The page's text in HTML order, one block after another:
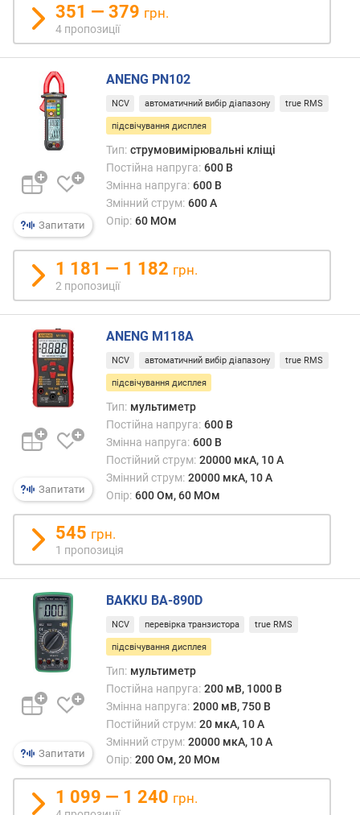
а
с
.
В
п
с
т
і
й
н
и
с
т
р
у
м
і
(
А
п
о
с
т
і
й
н
и
т
р
у
м
351 — 379 грн.
4 пропозиції
Запитати
ANENG PN102
NCV автоматичний вибір діапазону true RMS
підсвічування дисплея
Тип: струмовимірювальні кліщі
Постійна напруга: 600 В
Змінна напруга: 600 В
Змінний струм: 600 А
Опір: 60 МОм
1 181 — 1 182 грн.
2 пропозиції
Запитати
ANENG M118A
NCV автоматичний вибір діапазону true RMS
підсвічування дисплея
Тип: мультиметр
Постійна напруга: 600 В
Змінна напруга: 600 В
Постійний струм: 20000 мкА, 10 А
Змінний струм: 20000 мкА, 10 А
Опір: 600 Ом, 60 МОм
545 грн.
1 пропозиція
Запитати
BAKKU BA-890D
NCV перевірка транзистора true RMS
підсвічування дисплея
Тип: мультиметр
Постійна напруга: 200 мВ, 1000 В
Змінна напруга: 2000 мВ, 750 В
Постійний струм: 20 мкА, 10 А
Змінний струм: 20000 мкА, 10 А
Опір: 200 Ом, 20 МОм
1 099 — 1 240 грн.